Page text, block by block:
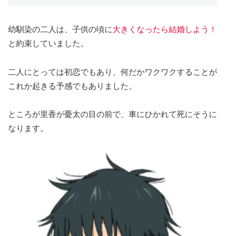
幼馴染の二人は、子供の頃に大きくなったら結婚しよう！
と約束していました。
二人にとっては初恋でもあり、何だかワクワクすることが
これか起きる予感でもありました。
ところが里香が憂太の目の前で、車にひかれて死にそうに
なります。